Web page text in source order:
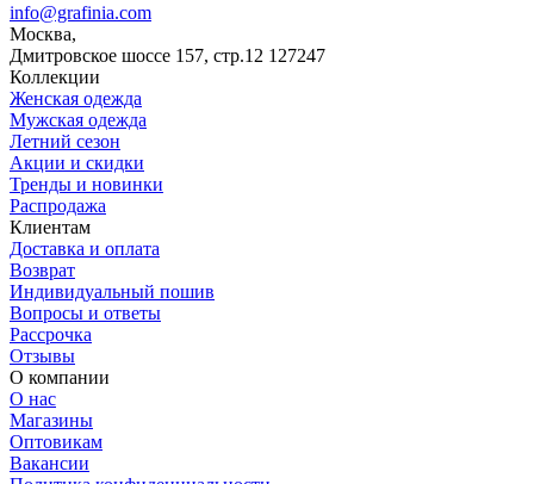
info@grafinia.com
Москва,
Дмитровское шоссе 157, стр.12 127247
Коллекции
Женская одежда
Мужская одежда
Летний сезон
Акции и скидки
Тренды и новинки
Распродажа
Клиентам
Доставка и оплата
Возврат
Индивидуальный пошив
Вопросы и ответы
Рассрочка
Отзывы
О компании
О нас
Магазины
Оптовикам
Вакансии